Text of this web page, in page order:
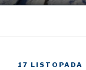
17 LISTOPADA